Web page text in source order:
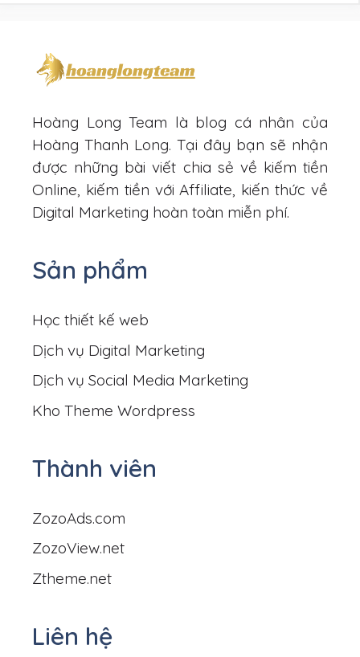
Hoàng Long Team là blog cá nhân của
Hoàng Thanh Long. Tại đây bạn sẽ nhận
được những bài viết chia sẻ về kiếm tiền
Online, kiếm tiền với Affiliate, kiến thức về
Digital Marketing hoàn toàn miễn phí.
Sản phẩm
Học thiết kế web
Dịch vụ Digital Marketing
Dịch vụ Social Media Marketing
Kho Theme Wordpress
Thành viên
ZozoAds.com
ZozoView.net
Ztheme.net
Liên hệ